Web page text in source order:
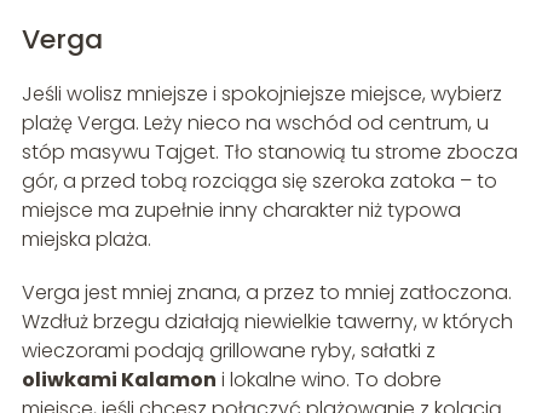
Verga
Jeśli wolisz mniejsze i spokojniejsze miejsce, wybierz
plażę Verga. Leży nieco na wschód od centrum, u
stóp masywu Tajget. Tło stanowią tu strome zbocza
gór, a przed tobą rozciąga się szeroka zatoka – to
miejsce ma zupełnie inny charakter niż typowa
miejska plaża.
Verga jest mniej znana, a przez to mniej zatłoczona.
Wzdłuż brzegu działają niewielkie tawerny, w których
wieczorami podają grillowane ryby, sałatki z
oliwkami Kalamon i lokalne wino. To dobre